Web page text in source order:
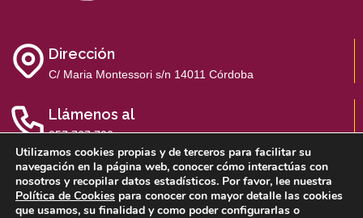
Dirección
C/ Maria Montessori s/n 14011 Córdoba
Llámenos al
957 767 700
Utilizamos cookies propias y de terceros para facilitar su
navegación en la página web, conocer cómo interactúas con
nosotros y recopilar datos estadísticos. Por favor, lee nuestra
Política de Cookies para conocer con mayor detalle las cookies
que usamos, su finalidad y como poder configurarlas o